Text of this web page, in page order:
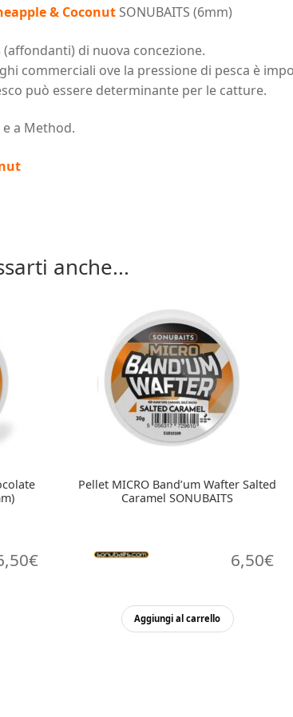
& Coconut SONUBAITS (6mm)
(affondanti) di nuova concezione.
commerciali ove la pressione di pesca è
può essere determinante per le catture.
a Method.
anche...
€
Pellet MICRO Band’um Wafter Salted
Caramel SONUBAITS
6,50€
Aggiungi al carrello